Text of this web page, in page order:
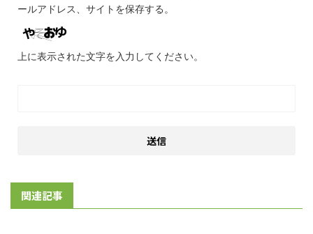
ールアドレス、サイトを保存する。
上に表示された文字を入力してください。
関連記事